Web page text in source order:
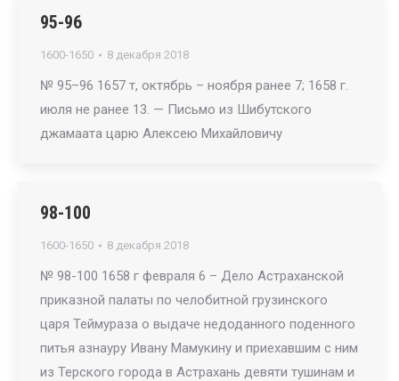
95-96
1600-1650 8 декабря 2018
№ 95–96 1657 т, октябрь – ноября ранее 7; 1658 г.
июля не ранее 13. — Письмо из Шибутского
джамаата царю Алексею Михайловичу
98-100
1600-1650 8 декабря 2018
№ 98-100 1658 г февраля 6 – Дело Астраханской
приказной палаты по челобитной грузинского
царя Теймураза о выдаче недоданного поденного
питья азнауру Ивану Мамукину и приехавшим с ним
из Терского города в Астрахань девяти тушинам и